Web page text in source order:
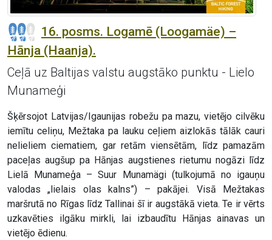
16. posms. Logamē (Loogamäe) –
Hānja (Haanja).
Ceļā uz Baltijas valstu augstāko punktu - Lielo
Munameģi
Šķērsojot Latvijas/Igaunijas robežu pa mazu, vietējo cilvēku
iemītu celiņu, Mežtaka pa lauku ceļiem aizlokās tālāk cauri
nelieliem ciematiem, gar retām viensētām, līdz pamazām
paceļas augšup pa Hānjas augstienes rietumu nogāzi līdz
Lielā Munameģa – Suur Munamägi (tulkojumā no igauņu
valodas „lielais olas kalns”) – pakājei. Visā Mežtakas
maršrutā no Rīgas līdz Tallinai šī ir augstākā vieta. Te ir vērts
uzkavēties ilgāku mirkli, lai izbaudītu Hānjas ainavas un
vietējo ēdienu.